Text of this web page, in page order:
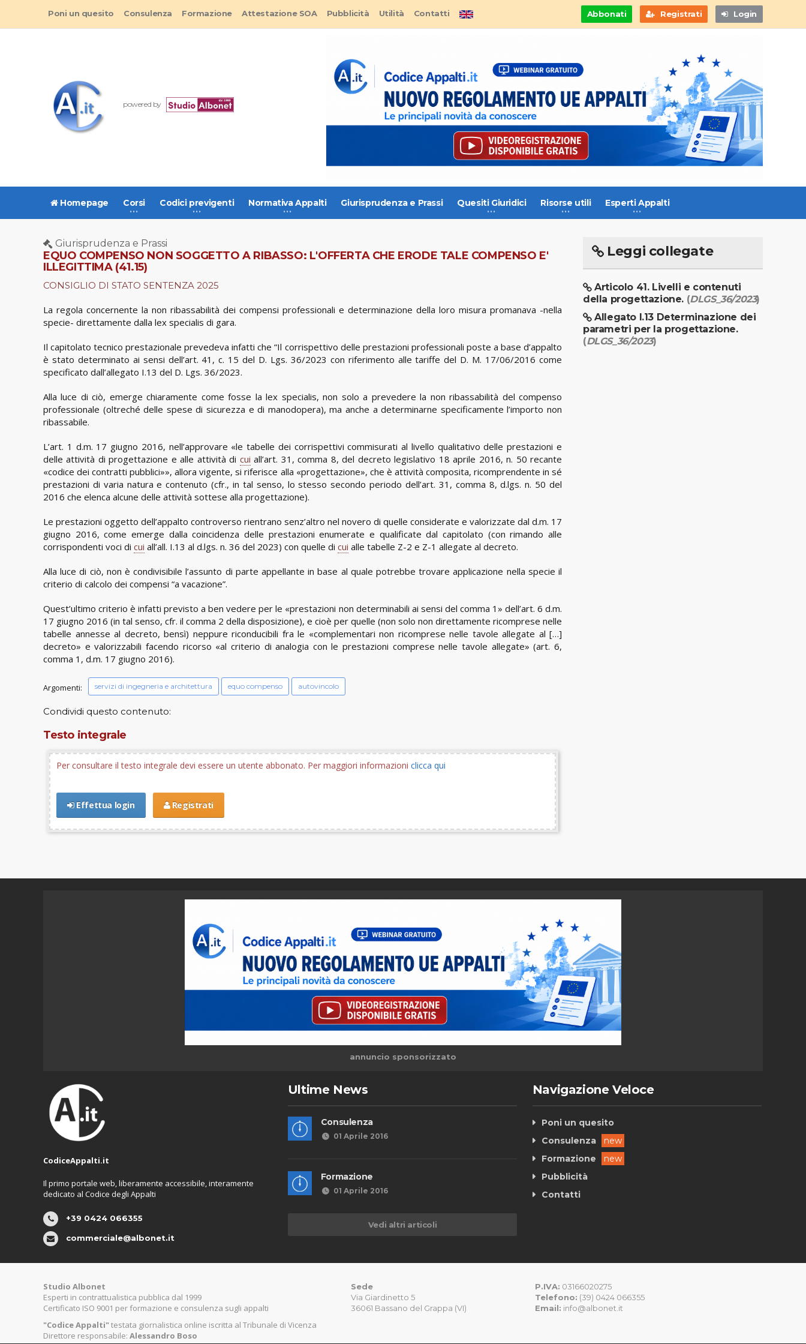
Abbonati Registrati Login
Poni un quesito Consulenza Formazione Attestazione SOA Pubblicità Utilità Contatti
powered by
Homepage Corsi Codici previgenti Normativa Appalti Giurisprudenza e Prassi Quesiti Giuridici Risorse utili Esperti Appalti
Giurisprudenza e Prassi
EQUO COMPENSO NON SOGGETTO A RIBASSO: L'OFFERTA CHE ERODE TALE COMPENSO E'
ILLEGITTIMA (41.15)
CONSIGLIO DI STATO SENTENZA 2025
La regola concernente la non ribassabilità dei compensi professionali e determinazione della loro misura promanava -nella
specie- direttamente dalla lex specialis di gara.
Il capitolato tecnico prestazionale prevedeva infatti che “Il corrispettivo delle prestazioni professionali poste a base d’appalto
è stato determinato ai sensi dell’art. 41, c. 15 del D. Lgs. 36/2023 con riferimento alle tariffe del D. M. 17/06/2016 come
specificato dall’allegato I.13 del D. Lgs. 36/2023.
Alla luce di ciò, emerge chiaramente come fosse la lex specialis, non solo a prevedere la non ribassabilità del compenso
professionale (oltreché delle spese di sicurezza e di manodopera), ma anche a determinarne specificamente l’importo non
ribassabile.
L’art. 1 d.m. 17 giugno 2016, nell’approvare «le tabelle dei corrispettivi commisurati al livello qualitativo delle prestazioni e
delle attività di progettazione e alle attività di cui all’art. 31, comma 8, del decreto legislativo 18 aprile 2016, n. 50 recante
«codice dei contratti pubblici»», allora vigente, si riferisce alla «progettazione», che è attività composita, ricomprendente in sé
prestazioni di varia natura e contenuto (cfr., in tal senso, lo stesso secondo periodo dell’art. 31, comma 8, d.lgs. n. 50 del
2016 che elenca alcune delle attività sottese alla progettazione).
Le prestazioni oggetto dell’appalto controverso rientrano senz’altro nel novero di quelle considerate e valorizzate dal d.m. 17
giugno 2016, come emerge dalla coincidenza delle prestazioni enumerate e qualificate dal capitolato (con rimando alle
corrispondenti voci di cui all’all. I.13 al d.lgs. n. 36 del 2023) con quelle di cui alle tabelle Z-2 e Z-1 allegate al decreto.
Alla luce di ciò, non è condivisibile l’assunto di parte appellante in base al quale potrebbe trovare applicazione nella specie il
criterio di calcolo dei compensi “a vacazione”.
Quest’ultimo criterio è infatti previsto a ben vedere per le «prestazioni non determinabili ai sensi del comma 1» dell’art. 6 d.m.
17 giugno 2016 (in tal senso, cfr. il comma 2 della disposizione), e cioè per quelle (non solo non direttamente ricomprese nelle
tabelle annesse al decreto, bensì) neppure riconducibili fra le «complementari non ricomprese nelle tavole allegate al […]
decreto» e valorizzabili facendo ricorso «al criterio di analogia con le prestazioni comprese nelle tavole allegate» (art. 6,
comma 1, d.m. 17 giugno 2016).
Argomenti: servizi di ingegneria e architettura equo compenso autovincolo
Condividi questo contenuto:
Testo integrale
Per consultare il testo integrale devi essere un utente abbonato. Per maggiori informazioni clicca qui
Effettua login Registrati
Leggi collegate
Articolo 41. Livelli e contenuti
della progettazione. (DLGS_36/2023)
Allegato I.13 Determinazione dei
parametri per la progettazione.
(DLGS_36/2023)
annuncio sponsorizzato
CodiceAppalti.it
Il primo portale web, liberamente accessibile, interamente
dedicato al Codice degli Appalti
+39 0424 066355
commerciale@albonet.it
Ultime News
Consulenza
01 Aprile 2016
Formazione
01 Aprile 2016
Vedi altri articoli
Navigazione Veloce
Poni un quesito
Consulenza
new
Formazione
new
Pubblicità
Contatti
Studio Albonet
Esperti in contrattualistica pubblica dal 1999
Certificato ISO 9001 per formazione e consulenza sugli appalti
"Codice Appalti"testata giornalistica online iscritta al Tribunale di Vicenza
Direttore responsabile: Alessandro Boso
Sede
Via Giardinetto 5
36061 Bassano del Grappa (VI)
P.IVA: 03166020275
Telefono: (39) 0424 066355
Email: info@albonet.it